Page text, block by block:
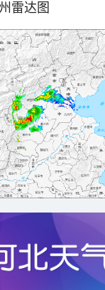
雷达图